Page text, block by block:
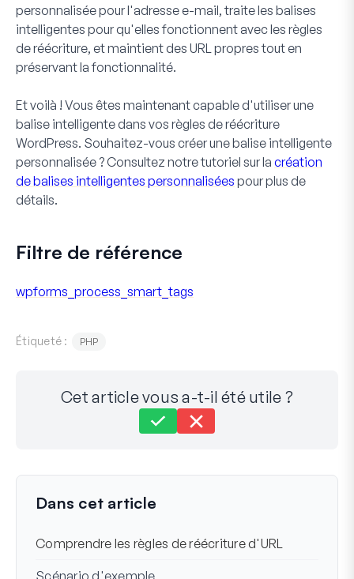
personnalisée pour l'adresse e-mail, traite les balises
intelligentes pour qu'elles fonctionnent avec les règles
de réécriture, et maintient des URL propres tout en
préservant la fonctionnalité.
Et voilà ! Vous êtes maintenant capable d'utiliser une
balise intelligente dans vos règles de réécriture
WordPress. Souhaitez-vous créer une balise intelligente
personnalisée ? Consultez notre tutoriel sur la création
de balises intelligentes personnalisées pour plus de
détails.
Filtre de référence
wpforms_process_smart_tags
Étiqueté : PHP
Cet article vous a-t-il été utile ?
Dernière mise à jour le 17 nov. 2024
Dans cet article
Comprendre les règles de réécriture d'URL
Scénario d'exemple